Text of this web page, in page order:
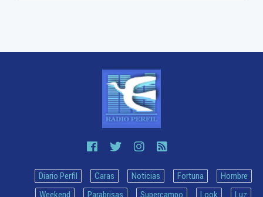
Diario Perfil Caras Noticias Fortuna
Hombre